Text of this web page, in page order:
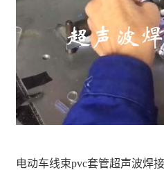
电动车线束pvc套管超声波焊